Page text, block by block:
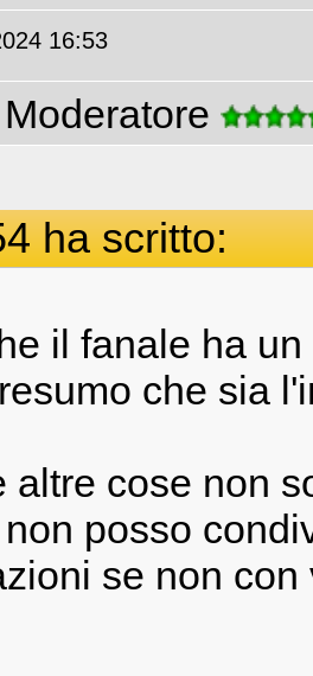
16:53
ha scritto:
il fanale ha
che sia
altre cose non
posso
se non con